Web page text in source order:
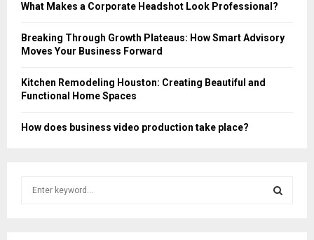
What Makes a Corporate Headshot Look Professional?
Breaking Through Growth Plateaus: How Smart Advisory
Moves Your Business Forward
Kitchen Remodeling Houston: Creating Beautiful and
Functional Home Spaces
How does business video production take place?